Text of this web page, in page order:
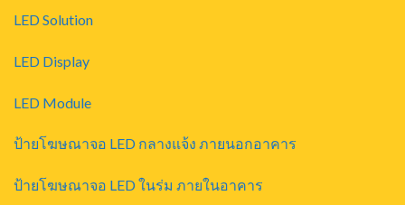
LED Solution
LED Display
LED Module
ป้ายโฆษณาจอ LED กลางแจ้ง ภายนอกอาคาร
ป้ายโฆษณาจอ LED ในร่ม ภายในอาคาร